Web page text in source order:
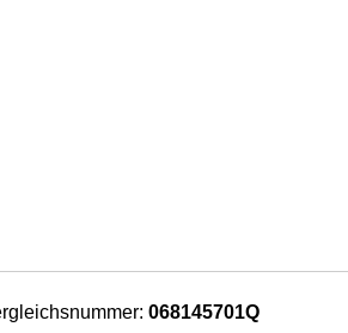
068145701Q